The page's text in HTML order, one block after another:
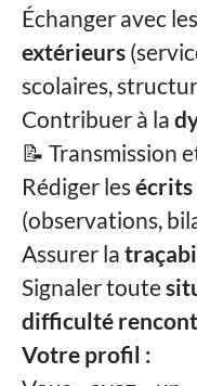
Échanger avec les
extérieurs
scolaires,
Contribuer à la
📝 Transmission
Rédiger lesécrits
(observations,
Assurer la
Signaler toute
difficulté
Votre profil :